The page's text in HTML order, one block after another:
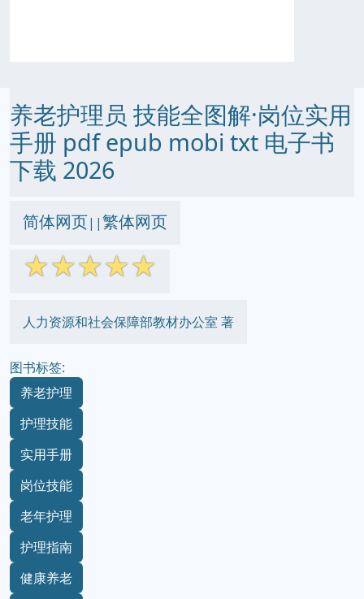
养老护理员 技能全图解·岗位实用
手册 pdf epub mobi txt 电子书
下载 2026
简体网页||繁体网页
☆☆☆☆☆
人力资源和社会保障部教材办公室 著
图书标签:
养老护理
护理技能
实用手册
岗位技能
老年护理
护理指南
健康养老